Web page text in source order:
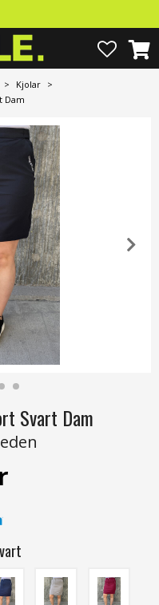
> Kjolar >
Dam
Svart Dam